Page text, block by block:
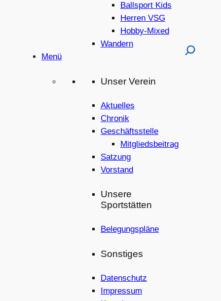
Ballsport Kids
Herren VSG
Hobby-Mixed
Wandern
Menü
Unser Verein
Aktuelles
Chronik
Geschäftsstelle
Mitgliedsbeitrag
Satzung
Vorstand
Unsere
Sportstätten
Belegungspläne
Sonstiges
Datenschutz
Impressum